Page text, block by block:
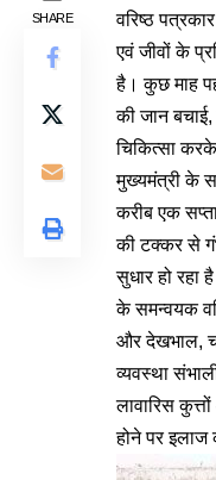
SHARE
वरिष्ठ
एवं जीवों के
है। कुछ माह
की जान
चिकित्सा
मुख्यमंत्री के
करीब एक
की टक्कर से
सुधार हो रहा
के समन्वयक
और देखभाल,
व्यवस्था
लावारिस
होने पर इलाज